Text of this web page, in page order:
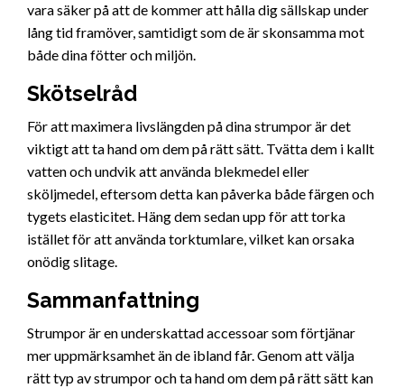
vara säker på att de kommer att hålla dig sällskap under
lång tid framöver, samtidigt som de är skonsamma mot
både dina fötter och miljön.
Skötselråd
För att maximera livslängden på dina strumpor är det
viktigt att ta hand om dem på rätt sätt. Tvätta dem i kallt
vatten och undvik att använda blekmedel eller
sköljmedel, eftersom detta kan påverka både färgen och
tygets elasticitet. Häng dem sedan upp för att torka
istället för att använda torktumlare, vilket kan orsaka
onödig slitage.
Sammanfattning
Strumpor är en underskattad accessoar som förtjänar
mer uppmärksamhet än de ibland får. Genom att välja
rätt typ av strumpor och ta hand om dem på rätt sätt kan